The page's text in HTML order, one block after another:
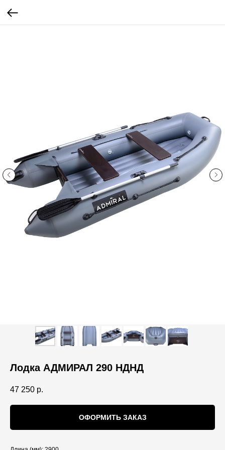
Лодка АДМИРАЛ 290 НДНД
47 250 р.
ОФОРМИТЬ ЗАКАЗ